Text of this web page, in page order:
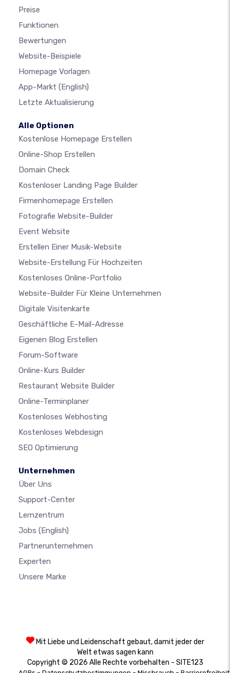
Preise
Funktionen
Bewertungen
Website-Beispiele
Homepage Vorlagen
App-Markt (English)
Letzte Aktualisierung
Alle Optionen
Kostenlose Homepage Erstellen
Online-Shop Erstellen
Domain Check
Kostenloser Landing Page Builder
Firmenhomepage Erstellen
Fotografie Website-Builder
Event Website
Erstellen Einer Musik-Website
Website-Erstellung Für Hochzeiten
Kostenloses Online-Portfolio
Website-Builder Für Kleine Unternehmen
Digitale Visitenkarte
Geschäftliche E-Mail-Adresse
Eigenen Blog Erstellen
Forum-Software
Online-Kurs Builder
Restaurant Website Builder
Online-Terminplaner
Kostenloses Webhosting
Kostenloses Webdesign
SEO Optimierung
Unternehmen
Über Uns
Support-Center
Lernzentrum
Jobs (English)
Partnerunternehmen
Experten
Unsere Marke
Mit Liebe und Leidenschaft gebaut, damit jeder der
Welt etwas sagen kann
Copyright © 2026 Alle Rechte vorbehalten - SITE123